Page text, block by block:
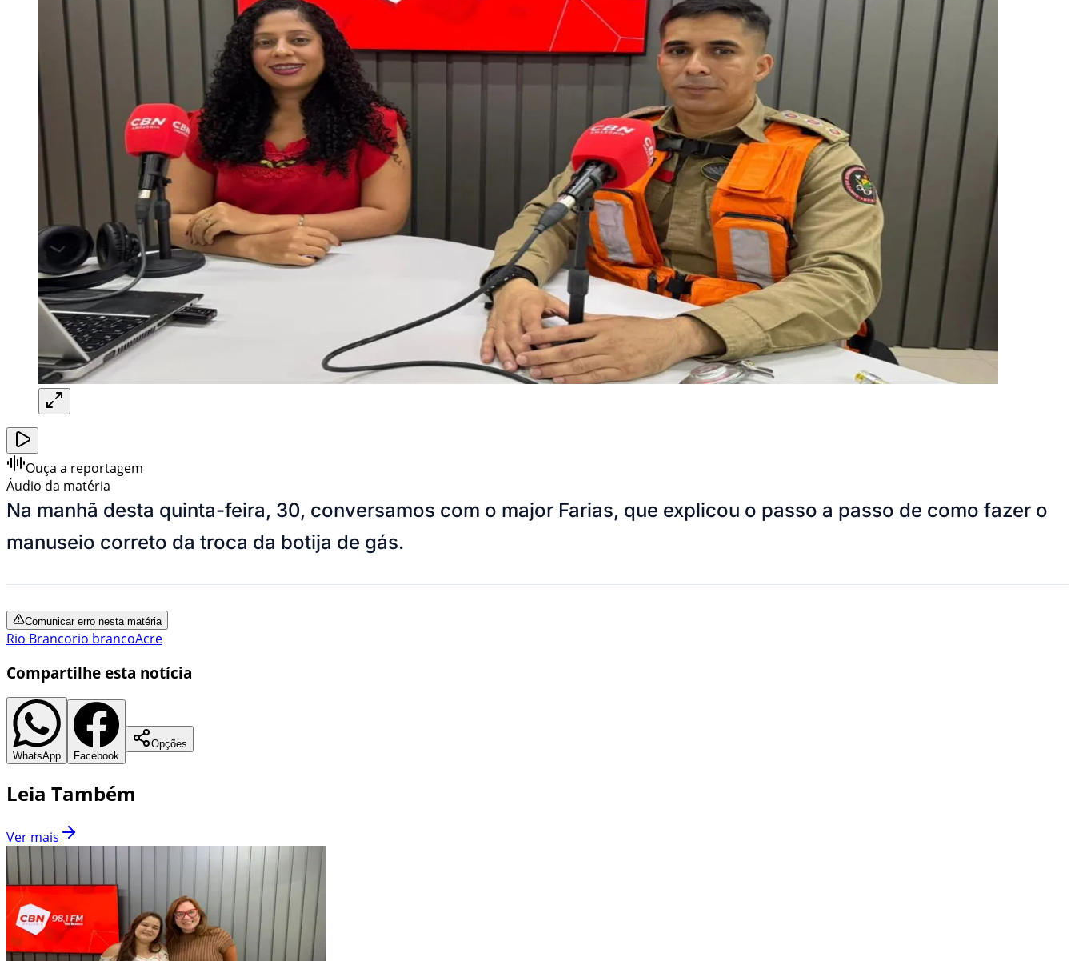
Ouça a reportagem
Áudio da matéria
Na manhã desta quinta-feira, 30, conversamos com o major Farias, que explicou o passo a passo de como fazer o
manuseio correto da troca da botija de gás.
Comunicar erro nesta matéria
Rio Brancorio brancoAcre
Compartilhe esta notícia
WhatsApp Facebook
Opções
Leia Também
Ver mais